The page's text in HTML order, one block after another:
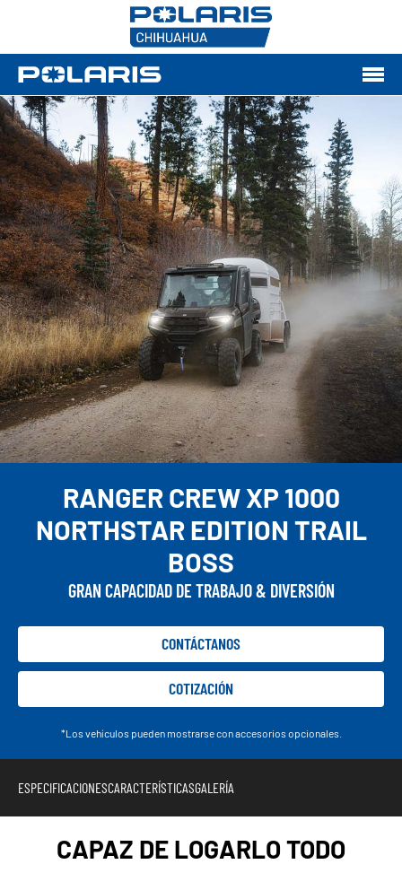
RANGER CREW XP 1000
NORTHSTAR EDITION TRAIL
BOSS
GRAN CAPACIDAD DE TRABAJO & DIVERSIÓN
CONTÁCTANOS
COTIZACIÓN
*Los vehículos pueden mostrarse con accesorios opcionales.
ESPECIFICACIONESCARACTERÍSTICASGALERÍA
CAPAZ DE LOGARLO TODO